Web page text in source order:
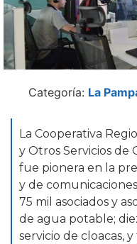
Categoría: La
La Cooperativa
y Otros Servicios de
fue pionera en la
y de
75 mil asociados y
de agua potable;
servicio de cloacas,